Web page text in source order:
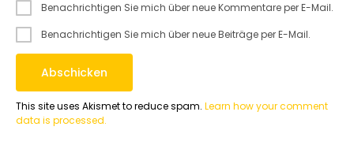
Benachrichtigen Sie mich über neue Kommentare per E-Mail.
Benachrichtigen Sie mich über neue Beiträge per E-Mail.
This site uses Akismet to reduce spam. Learn how your comment
data is processed.